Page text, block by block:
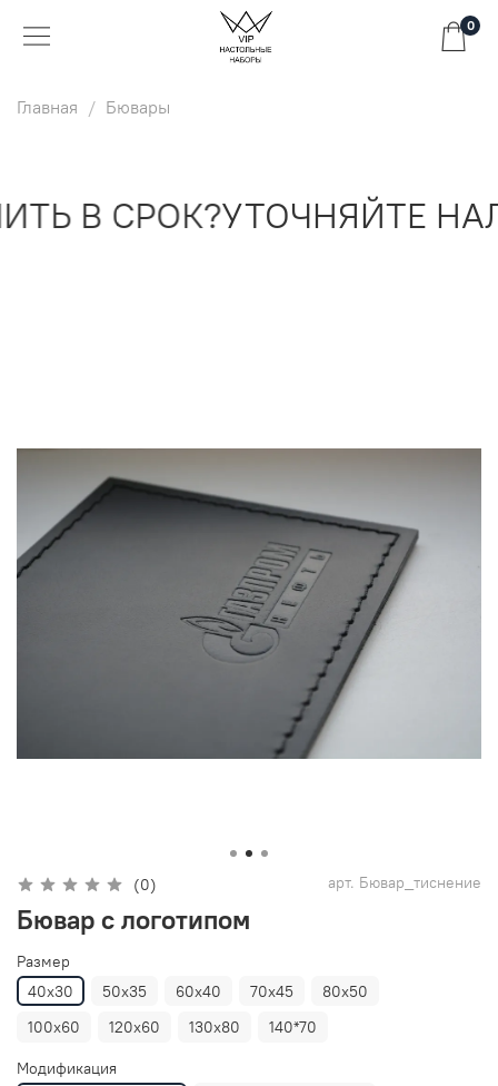
0
Главная Бювары
В СРОК?УТОЧНЯЙТЕ
(0) арт. Бювар_тиснение
Бювар с логотипом
Размер
40х30
50х35 60х40 70х45
80х50
100х60
120х60 130х80 140*70
Модификация